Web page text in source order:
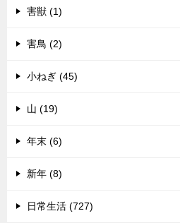
害獣 (1)
害鳥 (2)
小ねぎ (45)
山 (19)
年末 (6)
新年 (8)
日常生活 (727)